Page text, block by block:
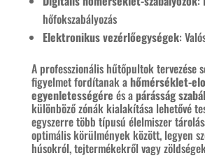
hőfokszabályozás
Elektronikus vezérlőegységek:
A professzionális hűtőpultok tervezése
figyelmet fordítanak ahőmérséklet-
egyenletességére és apárásság
különböző zónák kialakítása lehetővé
egyszerre több típusú élelmiszer
optimális körülmények között, legyen
húsokról, tejtermékekről vagy